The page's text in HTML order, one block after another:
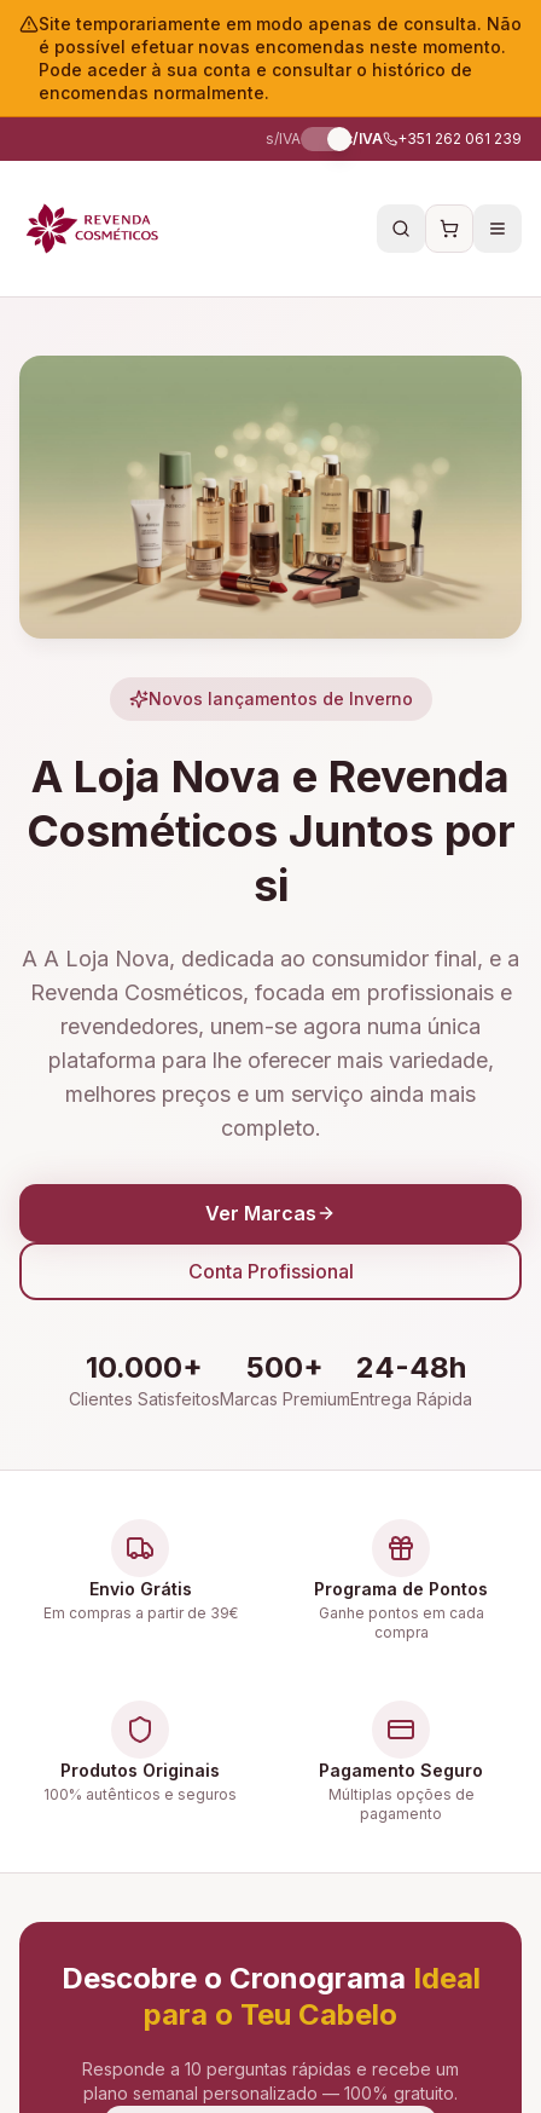
Site temporariamente em modo apenas de consulta. Não
é possível efetuar novas encomendas neste momento.
Pode aceder à sua conta e consultar o histórico de
encomendas normalmente.
s/IVA c/IVA +351 262 061 239
Novos lançamentos de Inverno
A Loja Nova e Revenda
Cosméticos Juntos por
si
A A Loja Nova, dedicada ao consumidor final, e a
Revenda Cosméticos, focada em profissionais e
revendedores, unem-se agora numa única
plataforma para lhe oferecer mais variedade,
melhores preços e um serviço ainda mais
completo.
Ver Marcas
Conta Profissional
10.000+
Clientes Satisfeitos
500+
Marcas Premium
24-48h
Entrega Rápida
Envio Grátis
Em compras a partir de 39€
Programa de Pontos
Ganhe pontos em cada
compra
Produtos Originais
100% autênticos e seguros
Pagamento Seguro
Múltiplas opções de
pagamento
Descobre o Cronograma Ideal
para o Teu Cabelo
Responde a 10 perguntas rápidas e recebe um
plano semanal personalizado — 100% gratuito.